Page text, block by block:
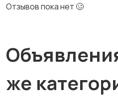
Отзывов пока нет 🥴
же